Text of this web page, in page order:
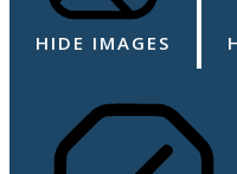
HIDE IMAGES